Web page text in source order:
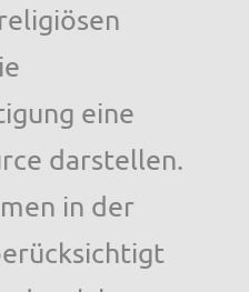
eine
darstellen.
in der